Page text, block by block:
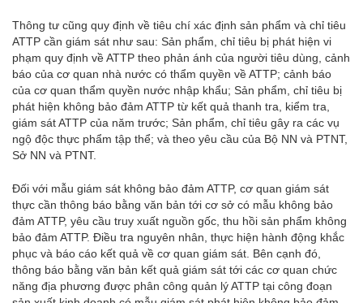
Thông tư cũng quy định về tiêu chí xác định sản phẩm và chỉ tiêu
ATTP cần giám sát như sau: Sản phẩm, chỉ tiêu bị phát hiện vi
phạm quy định về ATTP theo phản ánh của người tiêu dùng, cảnh
báo của cơ quan nhà nước có thẩm quyền về ATTP; cảnh báo
của cơ quan thẩm quyền nước nhập khẩu; Sản phẩm, chỉ tiêu bị
phát hiện không bảo đảm ATTP từ kết quả thanh tra, kiểm tra,
giám sát ATTP của năm trước; Sản phẩm, chỉ tiêu gây ra các vụ
ngộ độc thực phẩm tập thể; và theo yêu cầu của Bộ NN và PTNT,
Sở NN và PTNT.
Đối với mẫu giám sát không bảo đảm ATTP, cơ quan giám sát
thực cần thông báo bằng văn bản tới cơ sở có mẫu không bảo
đảm ATTP, yêu cầu truy xuất nguồn gốc, thu hồi sản phẩm không
bảo đảm ATTP. Điều tra nguyên nhân, thực hiện hành động khắc
phục và báo cáo kết quả về cơ quan giám sát. Bên cạnh đó,
thông báo bằng văn bản kết quả giám sát tới các cơ quan chức
năng địa phương được phân công quản lý ATTP tại công đoạn